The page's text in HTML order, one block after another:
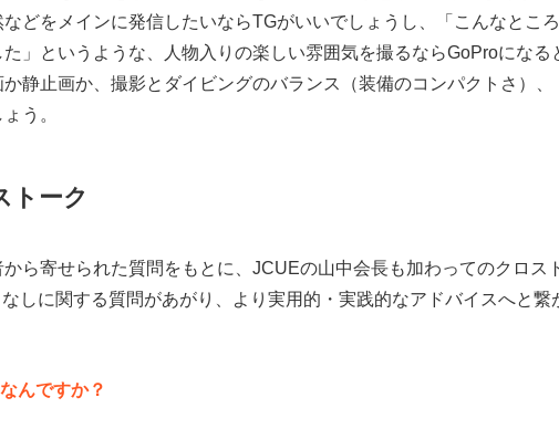
どをメインに発信したいならTGがいいでしょうし、「こんなとこ
」というような、人物入りの楽しい雰囲気を撮るならGoProになる
静止画か、撮影とダイビングのバランス（装備のコンパクトさ）、
う。
トーク
ら寄せられた質問をもとに、JCUEの山中会長も加わってのクロス
しに関する質問があがり、より実用的・実践的なアドバイスへと繋
んですか？